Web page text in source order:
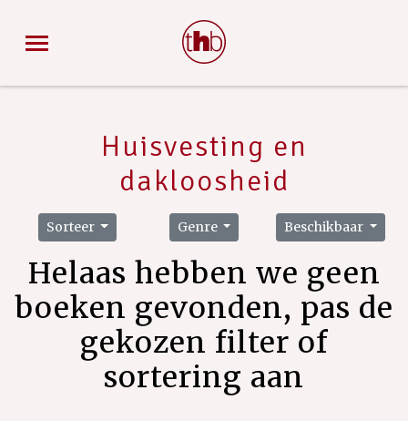
Huisvesting en
dakloosheid
Sorteer Genre Beschikbaar
Helaas hebben we geen
boeken gevonden, pas de
gekozen filter of
sortering aan